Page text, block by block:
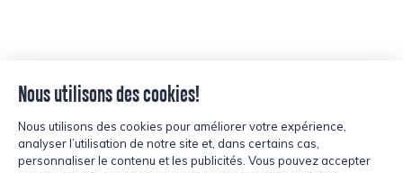
Retour aux recettes